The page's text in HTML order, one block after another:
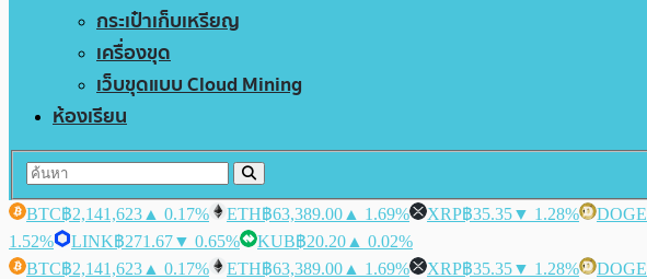
กระเป๋าเก็บเหรียญ
เครื่องขุด
เว็บขุดแบบ Cloud Mining
ห้องเรียน
BTC฿2,141,623 ▲ 0.17% ETH฿63,389.00 ▲ 1.69% XRP฿35.35▼ 1.28% DOGE
1.52%
LINK฿271.67▼ 0.65% KUB฿20.20 ▲ 0.02%
BTC฿2,141,623 ▲ 0.17% ETH฿63,389.00 ▲ 1.69% XRP฿35.35▼ 1.28% DOGE